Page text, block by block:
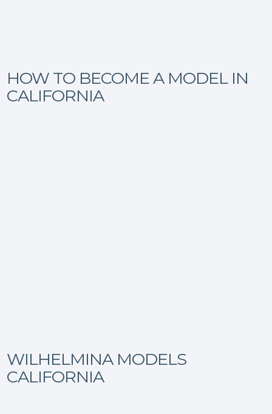
HOW TO BECOME A MODEL IN
CALIFORNIA
WILHELMINA MODELS
CALIFORNIA